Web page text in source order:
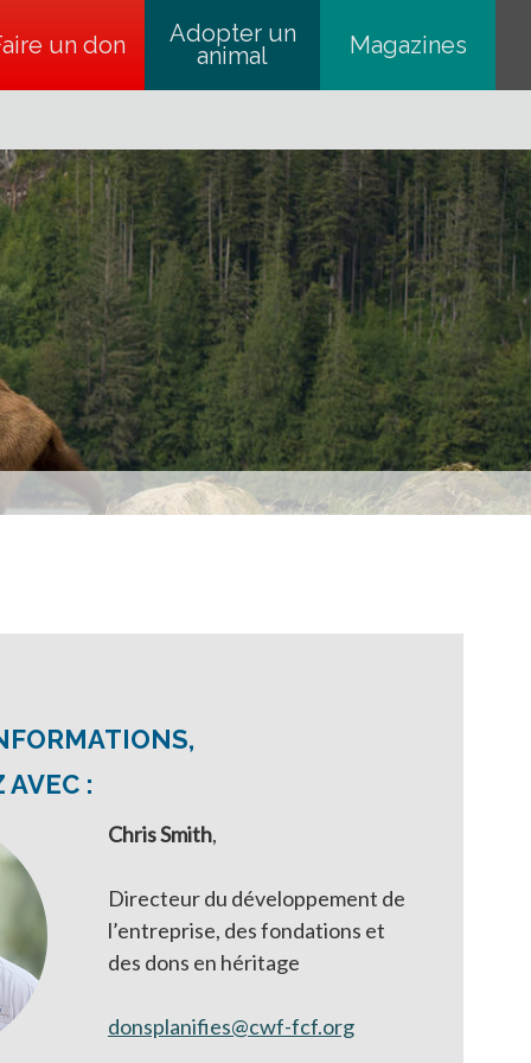
un don
s’ouvre dans un nouvel onglet
Adopter un
animal Magazines
:
Chris Smith,
Directeur du développement de
l’entreprise, des fondations et
des dons en héritage
donsplanifies@cwf-fcf.org